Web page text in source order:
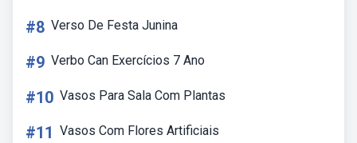
#8 Verso De Festa Junina
#9 Verbo Can Exercícios 7 Ano
#10 Vasos Para Sala Com Plantas
#11 Vasos Com Flores Artificiais